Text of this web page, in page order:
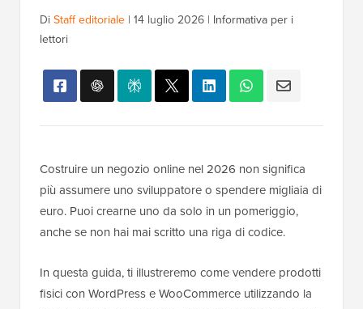
DiStaff editoriale | 14 luglio 2026 | Informativa per i
lettori
Costruire un negozio online nel 2026 non significa
più assumere uno sviluppatore o spendere migliaia di
euro. Puoi crearne uno da solo in un pomeriggio,
anche se non hai mai scritto una riga di codice.
In questa guida, ti illustreremo come vendere prodotti
fisici con WordPress e WooCommerce utilizzando la